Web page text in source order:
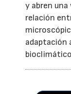
y abren
relación
adaptación